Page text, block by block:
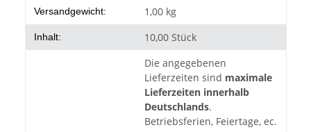
Versandgewicht: 1,00 kg
Inhalt: 10,00 Stück
Die angegebenen
Lieferzeiten sind maximale
Lieferzeiten innerhalb
Deutschlands.
Betriebsferien, Feiertage, ec.